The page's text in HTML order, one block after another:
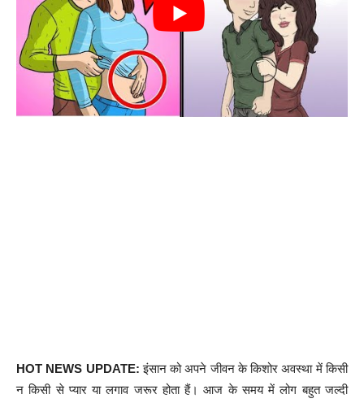
HOT NEWS UPDATE: इंसान को अपने जीवन के किशोर अवस्था में किसी
न किसी से प्यार या लगाव जरूर होता हैं। आज के समय में लोग बहुत जल्दी